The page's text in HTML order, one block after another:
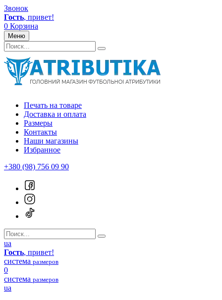
Звонок
Гость, привет!
0 Корзина
Меню
Печать на товаре
Доставка и оплата
Размеры
Контакты
Наши магазины
Избранное
+380 (98) 756 09 90
ua
Гость, привет!
система размеров
0
система размеров
ua